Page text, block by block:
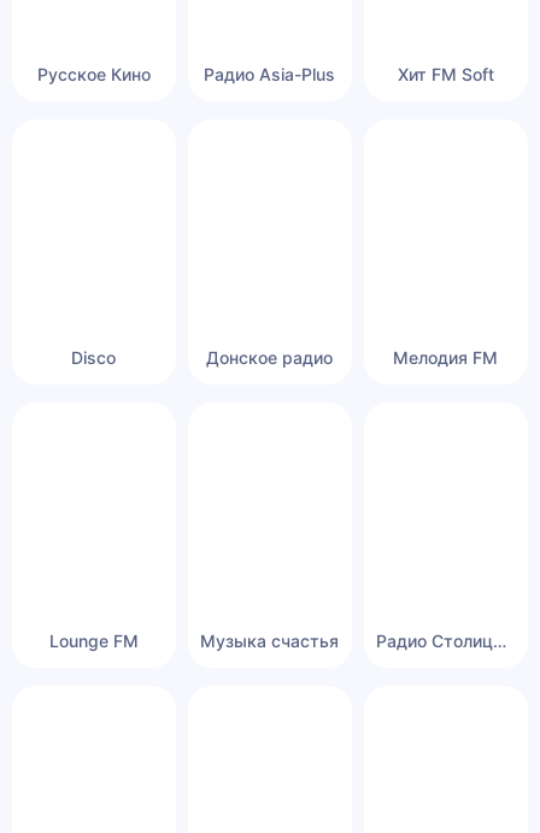
Русское Кино Радио Asia-Plus Хит FM Soft
Disco Донское радио Мелодия FM
Lounge FM Музыка счастья Радио Столица Беларусь